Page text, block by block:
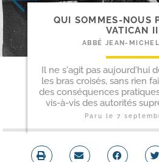
QUI SOMMES-​NOUS
VATICAN
ABBÉ JEAN-
Il ne s'agit pas aujourd'hui
les bras croisés, sans rien
des conséquences
vis-à-vis des autorités
Paru le 7